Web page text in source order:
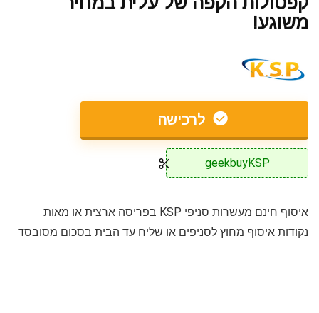
משוגע!
לרכישה
geekbuyKSP
איסוף חינם מעשרות סניפי KSP בפריסה ארצית או מאות
נקודות איסוף מחוץ לסניפים או שליח עד הבית בסכום מסובסד